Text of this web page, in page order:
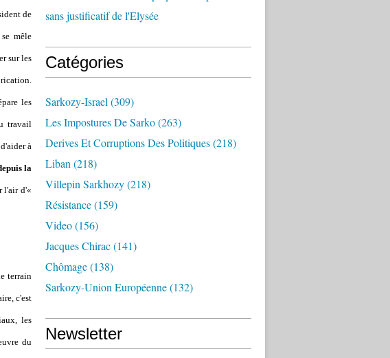
de
mêle
sur les
les
travail
à
la
l'air d'«
terrain
c'est
les
du
sans justificatif de l'Elysée
Catégories
Sarkozy-Israel (309)
Les Impostures De Sarko(263)
Derives Et Corruptions Des Politiques(218)
Liban (218)
Villepin Sarkhozy(218)
Résistance(159)
Video(156)
Jacques Chirac(141)
Chômage(138)
Sarkozy-Union Européenne(132)
Newsletter